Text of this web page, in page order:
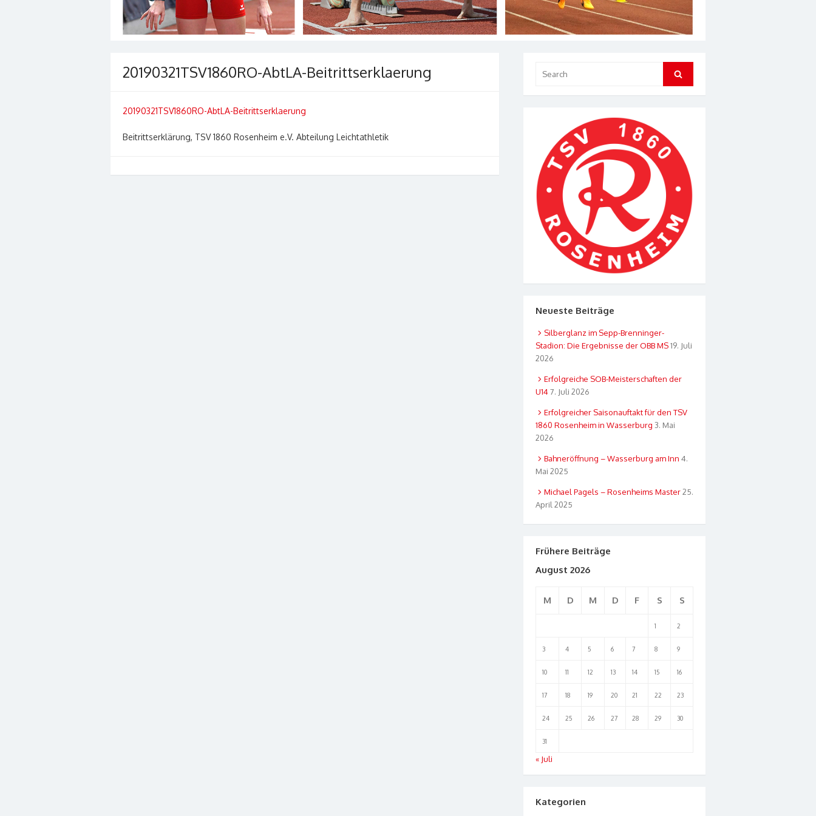
20190321TSV1860RO-AbtLA-Beitrittserklaerung
20190321TSV1860RO-AbtLA-Beitrittserklaerung
Beitrittserklärung, TSV 1860 Rosenheim e.V. Abteilung Leichtathletik
for:
Search
Neueste Beiträge
Silberglanz im Sepp-Brenninger-
Stadion: Die Ergebnisse der OBB MS19. Juli
2026
Erfolgreiche SOB-Meisterschaften der
U14 7. Juli 2026
Erfolgreicher Saisonauftakt für den TSV
1860 Rosenheim in Wasserburg 3. Mai
2026
Bahneröffnung – Wasserburg am Inn 4.
Mai 2025
Michael Pagels – Rosenheims Master25.
April 2025
Frühere Beiträge
August 2026
M D M D F S S
1 2
3 4 5 6 7 8 9
10 11 12 13 14 15 16
17 18 19 20 21 22 23
24 25 26 27 28 29 30
31
« Juli
Kategorien